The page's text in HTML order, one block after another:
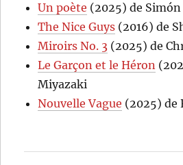
Un poète (2025) de Simón
The Nice Guys (2016) de
Miroirs No. 3 (2025) de
Le Garçon et le Héron
Miyazaki
Nouvelle Vague (2025) de